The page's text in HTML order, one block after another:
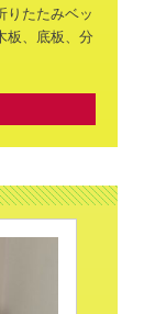
りたたみベッ
板、底板、分